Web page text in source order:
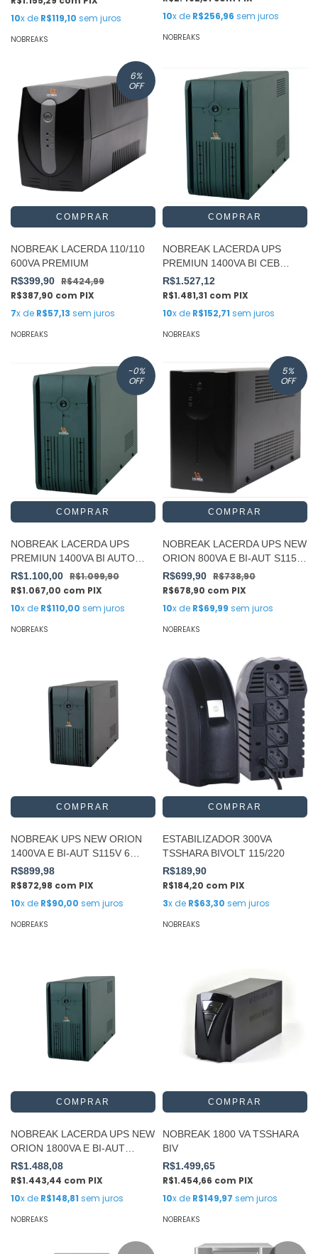
10x de R$119,10 sem juros
NOBREAKS
10x de R$256,96 sem juros
NOBREAKS
6%
OFF
NOBREAK LACERDA 110/110
600VA PREMIUM
R$399,90 R$424,99
R$387,90 com PIX
7x de R$57,13 sem juros
NOBREAKS
NOBREAK LACERDA UPS
PREMIUN 1400VA BI CEB
AUTO LACERDA
R$1.527,12
R$1.481,31 com PIX
10x de R$152,71 sem juros
NOBREAKS
-0%
OFF
NOBREAK LACERDA UPS
PREMIUN 1400VA BI AUTO
LACERDA
R$1.100,00 R$1.099,90
R$1.067,00 com PIX
10x de R$110,00 sem juros
NOBREAKS
5%
OFF
NOBREAK LACERDA UPS NEW
ORION 800VA E BI-AUT S115V
6 TOMADAS
R$699,90 R$738,90
R$678,90 com PIX
10x de R$69,99 sem juros
NOBREAKS
NOBREAK UPS NEW ORION
1400VA E BI-AUT S115V 6
TOMADAS
R$899,98
R$872,98 com PIX
10x de R$90,00 sem juros
NOBREAKS
ESTABILIZADOR 300VA
TSSHARA BIVOLT 115/220
R$189,90
R$184,20 com PIX
3x de R$63,30 sem juros
NOBREAKS
NOBREAK LACERDA UPS NEW
ORION 1800VA E BI-AUT
S115V 9 TOMADAS
R$1.488,08
R$1.443,44 com PIX
10x de R$148,81 sem juros
NOBREAKS
NOBREAK 1800 VA TSSHARA
BIV
R$1.499,65
R$1.454,66 com PIX
10x de R$149,97 sem juros
NOBREAKS